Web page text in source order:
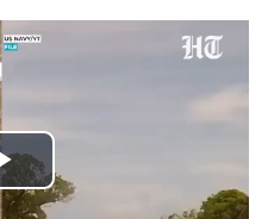
Play